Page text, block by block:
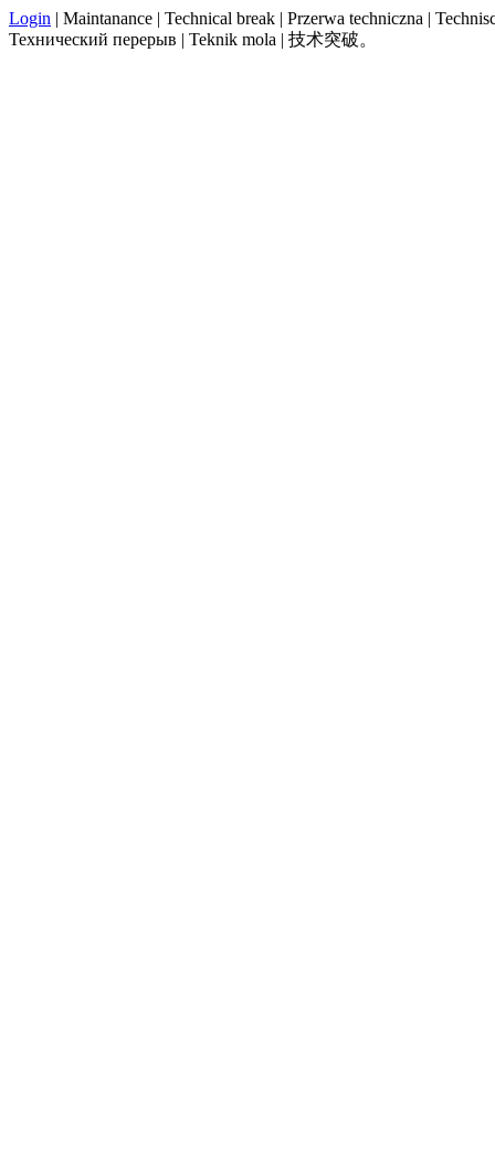
Login | Maintanance | Technical break | Przerwa techniczna |
Технический перерыв | Teknik mola | 技术突破。